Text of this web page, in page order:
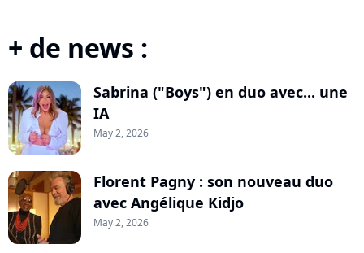
+ de news :
Sabrina ("Boys") en duo avec... une
IA
May 2, 2026
Florent Pagny : son nouveau duo
avec Angélique Kidjo
May 2, 2026